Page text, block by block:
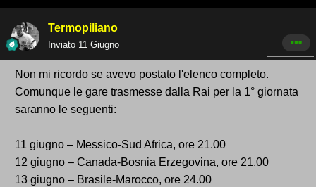
Termopiliano
Inviato 11 Giugno
Non mi ricordo se avevo postato l'elenco completo.
Comunque le gare trasmesse dalla Rai per la 1° giornata
saranno le seguenti:
11 giugno – Messico-Sud Africa, ore 21.00
12 giugno – Canada-Bosnia Erzegovina, ore 21.00
13 giugno – Brasile-Marocco, ore 24.00